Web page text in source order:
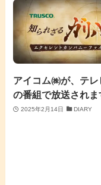
アイコム㈱が、テレ
の番組で放送されま
2025年2月14日 DIARY